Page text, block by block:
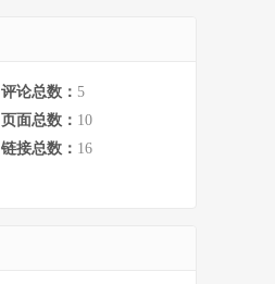
评论总数： 5
页面总数： 10
链接总数： 16